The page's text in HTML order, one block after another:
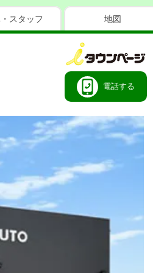
スタッフ 地図
電話する